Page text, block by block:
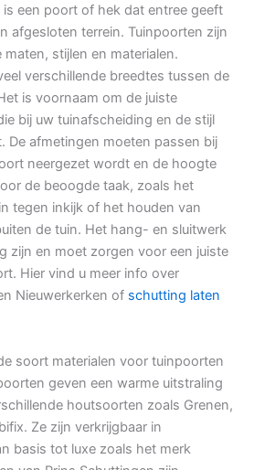
een poort of hek dat entree geeft
afgesloten terrein. Tuinpoorten zijn
stijlen en materialen.
verschillende breedtes tussen de
is voornaam om de juiste
bij uw tuinafscheiding en de stijl
De afmetingen moeten passen bij
neergezet wordt en de hoogte
de beoogde taak, zoals het
tegen inkijk of het houden van
de tuin. Het hang- en sluitwerk
zijn en moet zorgen voor een juiste
Hier vind u meer info over
Nieuwerkerken of schutting laten
soort materialen voor tuinpoorten
geven een warme uitstraling
houtsoorten zoals Grenen,
Ze zijn verkrijgbaar in
basis tot luxe zoals het merk